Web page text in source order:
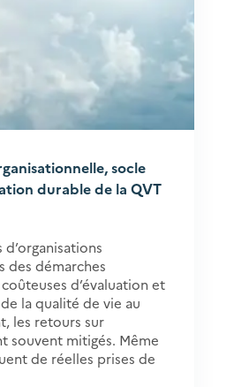
socle
durable de la QVT
des démarches
d’évaluation et
la qualité de vie au
les retours sur
souvent mitigés. Même
de réelles prises de